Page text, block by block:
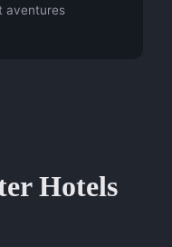
aventures
Hotels